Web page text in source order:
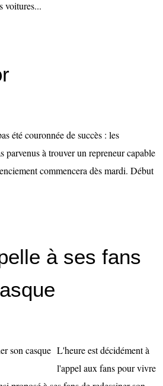
voitures...
été couronnée de succès : les
parvenus à trouver un repreneur capable
commencera dès mardi. Début
à ses fans
L'heure est décidément à
l'appel aux fans pour vivre